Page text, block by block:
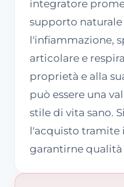
integratore
supporto
l'infiammazione,
articolare e
proprietà e alla
può essere una
stile di vita sano.
l'acquisto tramite
garantirne